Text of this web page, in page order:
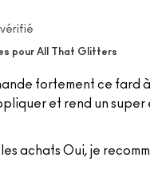
vérifié
pour All That Glitters
fortement ce fard
et rend un super
achats Oui, je